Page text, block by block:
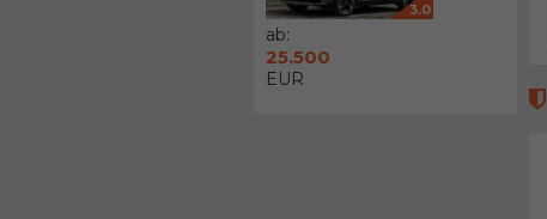
3.0
ab:
25.500
EUR